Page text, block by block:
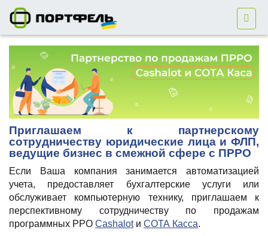
Приглашаем к партнерскому
сотрудничеству юридические лица и ФЛП,
ведущие бизнес в смежной сфере с ПРРО
Если Ваша компания занимается автоматизацией
учета, предоставляет бухгалтерские услуги или
обслуживает компьютерную технику, приглашаем к
перспективному сотрудничеству по продажам
программных РРО Cashalotи СОТА Касса.